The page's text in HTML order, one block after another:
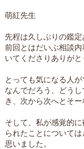
萌紅先生
先程は久しぶりの鑑定
前回とはだいぶ相談
いてくださりありがと
とっても気になる人が
なんでだろう、どう
き、次から次へとそ
そして、私が感覚的
られたことについて
思いました。